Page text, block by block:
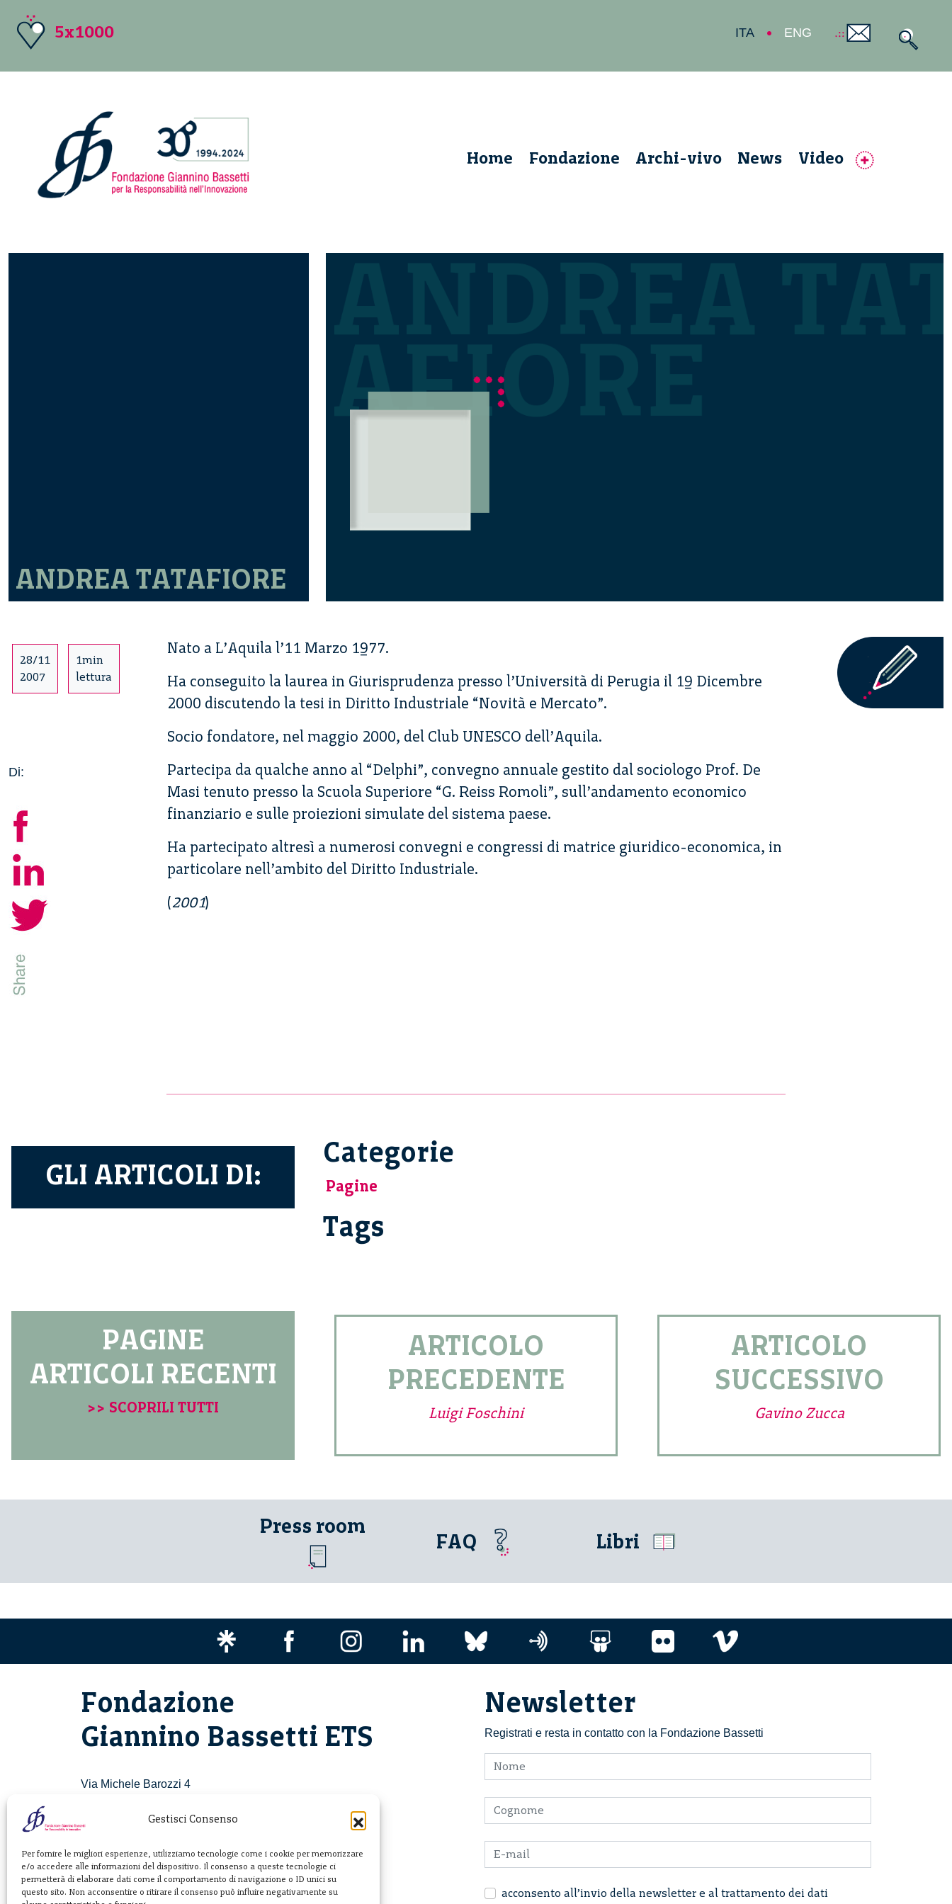
Gestisci Consenso
Per fornire le migliori esperienze, utilizziamo tecnologie come i cookie per memorizzare
e/o accedere alle informazioni del dispositivo. Il consenso a queste tecnologie ci
permetterà di elaborare dati come il comportamento di navigazione o ID unici su
questo sito. Non acconsentire o ritirare il consenso può influire negativamente su
5x1000 ITA ENG
Home Fondazione Archi-vivo News Video
ANDREA TATAFIORE
28/11
2007
1min
lettura
Di:
Nato a L’Aquila l’11 Marzo 1977.
Ha conseguito la laurea in Giurisprudenza presso l’Università di Perugia il 19 Dicembre
2000 discutendo la tesi in Diritto Industriale “Novità e Mercato”.
Socio fondatore, nel maggio 2000, del Club UNESCO dell’Aquila.
Partecipa da qualche anno al “Delphi”, convegno annuale gestito dal sociologo Prof. De
Masi tenuto presso la Scuola Superiore “G. Reiss Romoli”, sull’andamento economico
finanziario e sulle proiezioni simulate del sistema paese.
Ha partecipato altresì a numerosi convegni e congressi di matrice giuridico-economica, in
particolare nell’ambito del Diritto Industriale.
(2001)
GLI ARTICOLI DI:
Categorie
Pagine
Tags
PAGINE
ARTICOLI RECENTI
>> SCOPRILI TUTTI
ARTICOLO
PRECEDENTE
Luigi Foschini
ARTICOLO
SUCCESSIVO
Gavino Zucca
Press room
FAQ Libri
Newsletter
Registrati e resta in contatto con la Fondazione Bassetti
acconsento all’invio della newsletter e al trattamento dei dati
Fondazione
Giannino Bassetti ETS
Via Michele Barozzi 4
T. +39 02 781933
info@fondazionebassetti.org